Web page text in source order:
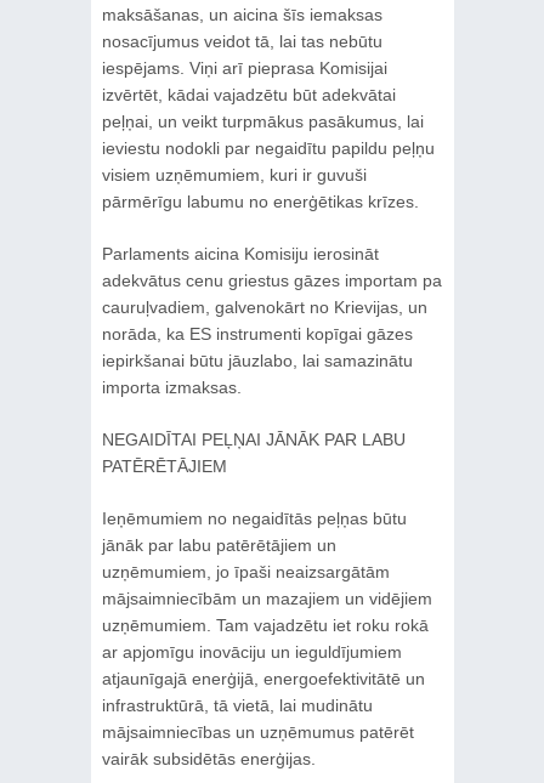
maksāšanas, un aicina šīs iemaksas
nosacījumus veidot tā, lai tas nebūtu
iespējams. Viņi arī pieprasa Komisijai
izvērtēt, kādai vajadzētu būt adekvātai
peļņai, un veikt turpmākus pasākumus, lai
ieviestu nodokli par negaidītu papildu peļņu
visiem uzņēmumiem, kuri ir guvuši
pārmērīgu labumu no enerģētikas krīzes.
Parlaments aicina Komisiju ierosināt
adekvātus cenu griestus gāzes importam pa
cauruļvadiem, galvenokārt no Krievijas, un
norāda, ka ES instrumenti kopīgai gāzes
iepirkšanai būtu jāuzlabo, lai samazinātu
importa izmaksas.
NEGAIDĪTAI PEĻŅAI JĀNĀK PAR LABU
PATĒRĒTĀJIEM
Ieņēmumiem no negaidītās peļņas būtu
jānāk par labu patērētājiem un
uzņēmumiem, jo īpaši neaizsargātām
mājsaimniecībām un mazajiem un vidējiem
uzņēmumiem. Tam vajadzētu iet roku rokā
ar apjomīgu inovāciju un ieguldījumiem
atjaunīgajā enerģijā, energoefektivitātē un
infrastruktūrā, tā vietā, lai mudinātu
mājsaimniecības un uzņēmumus patērēt
vairāk subsidētās enerģijas.